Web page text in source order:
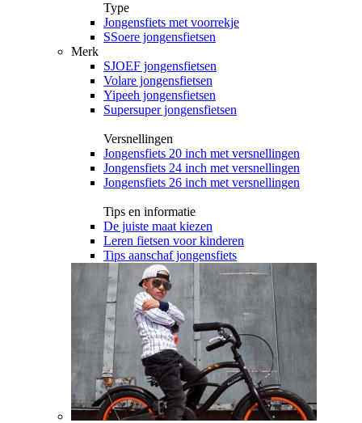
Type
Jongensfiets met voorrekje
SSoere jongensfietsen
Merk
SJOEF jongensfietsen
Volare jongensfietsen
Yipeeh jongensfietsen
Supersuper jongensfietsen
Versnellingen
Jongensfiets 20 inch met versnellingen
Jongensfiets 24 inch met versnellingen
Jongensfiets 26 inch met versnellingen
Tips en informatie
De juiste maat kiezen
Leren fietsen voor kinderen
Tips aanschaf jongensfiets